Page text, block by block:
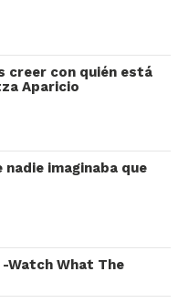
creer con quién está
Aparicio
imaginaba que
-Watch What The